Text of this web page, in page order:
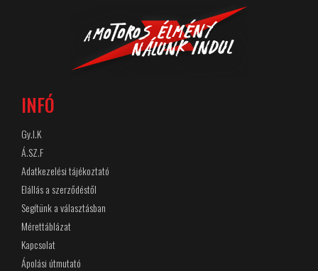
INFÓ
Gy.I.K
Á.SZ.F
Adatkezelési tájékoztató
Elállás a szerződéstől
Segítünk a választásban
Mérettáblázat
Kapcsolat
Ápolási útmutató